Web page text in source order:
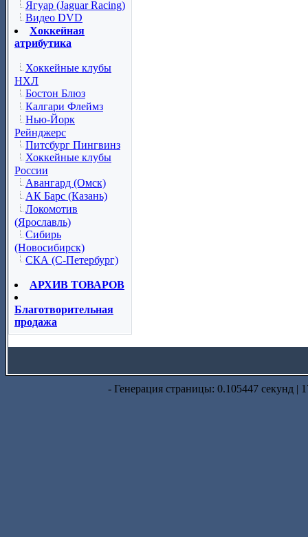
Ягуар (Jaguar Racing)
Видео DVD
Хоккейная
атрибутика
Хоккейные клубы
НХЛ
Бостон Блюз
Калгари Флеймз
Нью-Йорк
Рейнджерс
Питсбург Пингвинз
Хоккейные клубы
России
Авангард (Омск)
АК Барс (Казань)
Локомотив
(Ярославль)
Сибирь
(Новосибирск)
СКА (С-Петербург)
АРХИВ ТОВАРОВ
Благотворительная
продажа
- Генерация страницы: 0.105447 секунд